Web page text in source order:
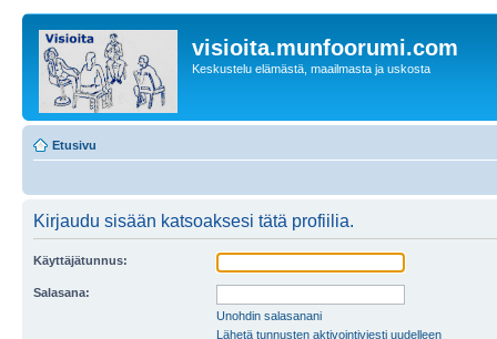
visioita.munfoorumi.com
Keskustelu elämästä, maailmasta ja uskosta
Etusivu
Kirjaudu sisään katsoaksesi tätä profiilia.
Käyttäjätunnus:
Salasana:
Unohdin salasanani
Lähetä tunnusten aktivointiviesti uudelleen